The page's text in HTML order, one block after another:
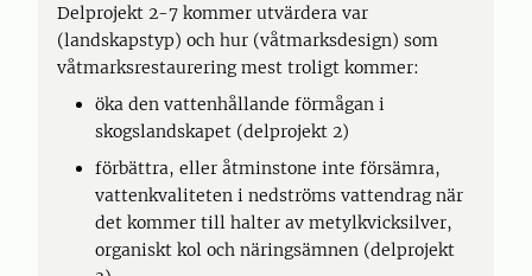
Delprojekt 2-7 kommer utvärdera var
(landskapstyp) och hur (våtmarksdesign) som
våtmarksrestaurering mest troligt kommer:
öka den vattenhållande förmågan i
skogslandskapet (delprojekt 2)
förbättra, eller åtminstone inte försämra,
vattenkvaliteten i nedströms vattendrag när
det kommer till halter av metylkvicksilver,
organiskt kol och näringsämnen (delprojekt